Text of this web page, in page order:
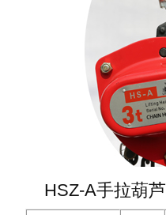
HSZ-A手拉葫